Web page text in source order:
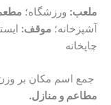
ملعب: ورزشگاه؛
آشپزخانه؛ موقف:
چاپخانه
جمع اسم مکان بر
مطاعم و منازل.